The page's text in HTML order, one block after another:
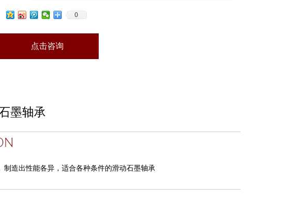
0
点击咨询
墨轴承
造出性能各异，适合各种条件的滑动石墨轴承